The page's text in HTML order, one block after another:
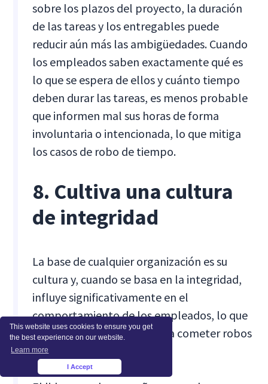
This website uses cookies to ensure you get
the best experience on our website.
Learn more
I Accept
sobre los plazos del proyecto, la duración
de las tareas y los entregables puede
reducir aún más las ambigüedades. Cuando
los empleados saben exactamente qué es
lo que se espera de ellos y cuánto tiempo
deben durar las tareas, es menos probable
que informen mal sus horas de forma
involuntaria o intencionada, lo que mitiga
los casos de robo de tiempo.
8. Cultiva una cultura
de integridad
La base de cualquier organización es su
cultura y, cuando se basa en la integridad,
influye significativamente en el
comportamiento de los empleados, lo que
los hace menos propensos a cometer robos
de tiempo.